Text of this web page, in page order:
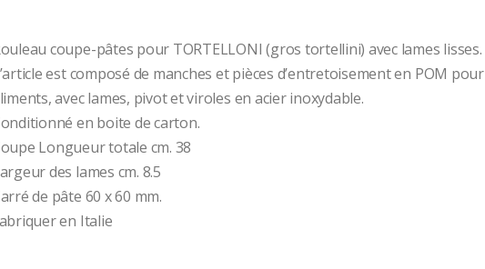
coupe-pâtes pour TORTELLONI (gros tortellini) avec lames lisses.
est composé de manches et pièces d’entretoisement en POM pour
avec lames, pivot et viroles en acier inoxydable.
en boite de carton.
Longueur totale cm. 38
des lames cm. 8.5
de pâte 60 x 60 mm.
en Italie